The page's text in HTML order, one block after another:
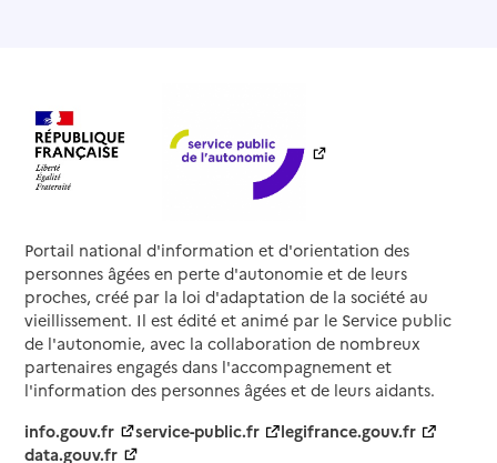
Portail national d'information et d'orientation des
personnes âgées en perte d'autonomie et de leurs
proches, créé par la loi d'adaptation de la société au
vieillissement. Il est édité et animé par le Service public
de l'autonomie, avec la collaboration de nombreux
partenaires engagés dans l'accompagnement et
l'information des personnes âgées et de leurs aidants.
info.gouv.fr
service-public.fr
legifrance.gouv.fr
data.gouv.fr